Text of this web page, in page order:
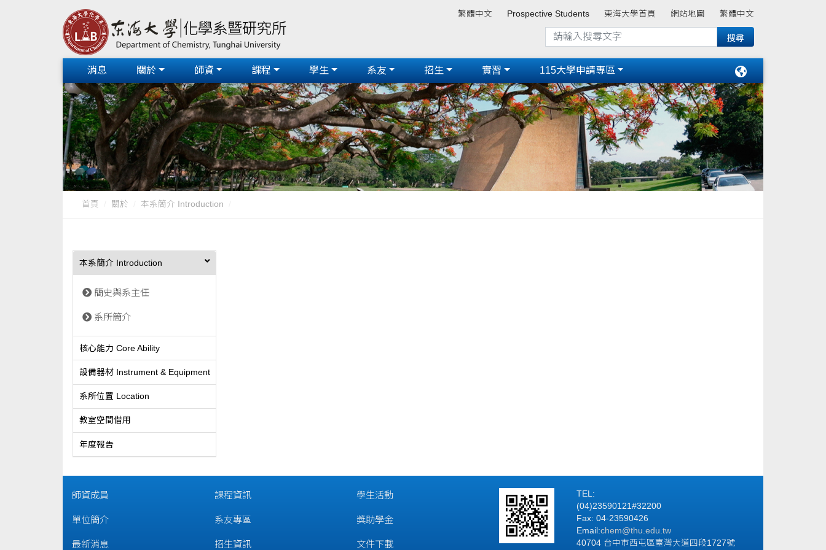
繁體中文 Prospective Students 東海大學首頁 網站地圖 繁體中文
消息 關於 師資 課程 學生 系友 招生 實習 115大學申請專區
首頁 關於 本系簡介 Introduction
本系簡介 Introduction
簡史與系主任
系所簡介
核心能力 Core Ability
設備器材 Instrument & Equipment
系所位置 Location
教室空間借用
年度報告
師資成員
單位簡介
最新消息
課程資訊
系友專區
招生資訊
學生活動
獎助學金
文件下載
TEL:
(04)23590121#32200
Fax: 04-23590426
Email:chem@thu.edu.tw
40704 台中市西屯區臺灣大道四段1727號